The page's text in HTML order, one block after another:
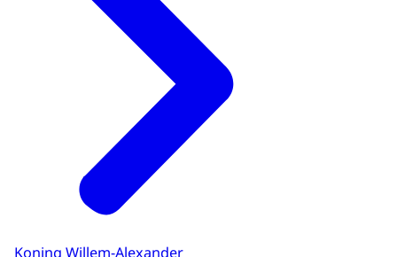
Ondertiteling
Audiobeschrijving
Download
Koning Willem-Alexander